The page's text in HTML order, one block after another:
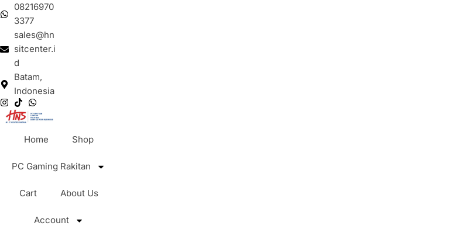
08216970
3377
sales@hn
sitcenter.i
d
Batam,
Indonesia
Home Shop
PC Gaming Rakitan
Cart About Us
Account